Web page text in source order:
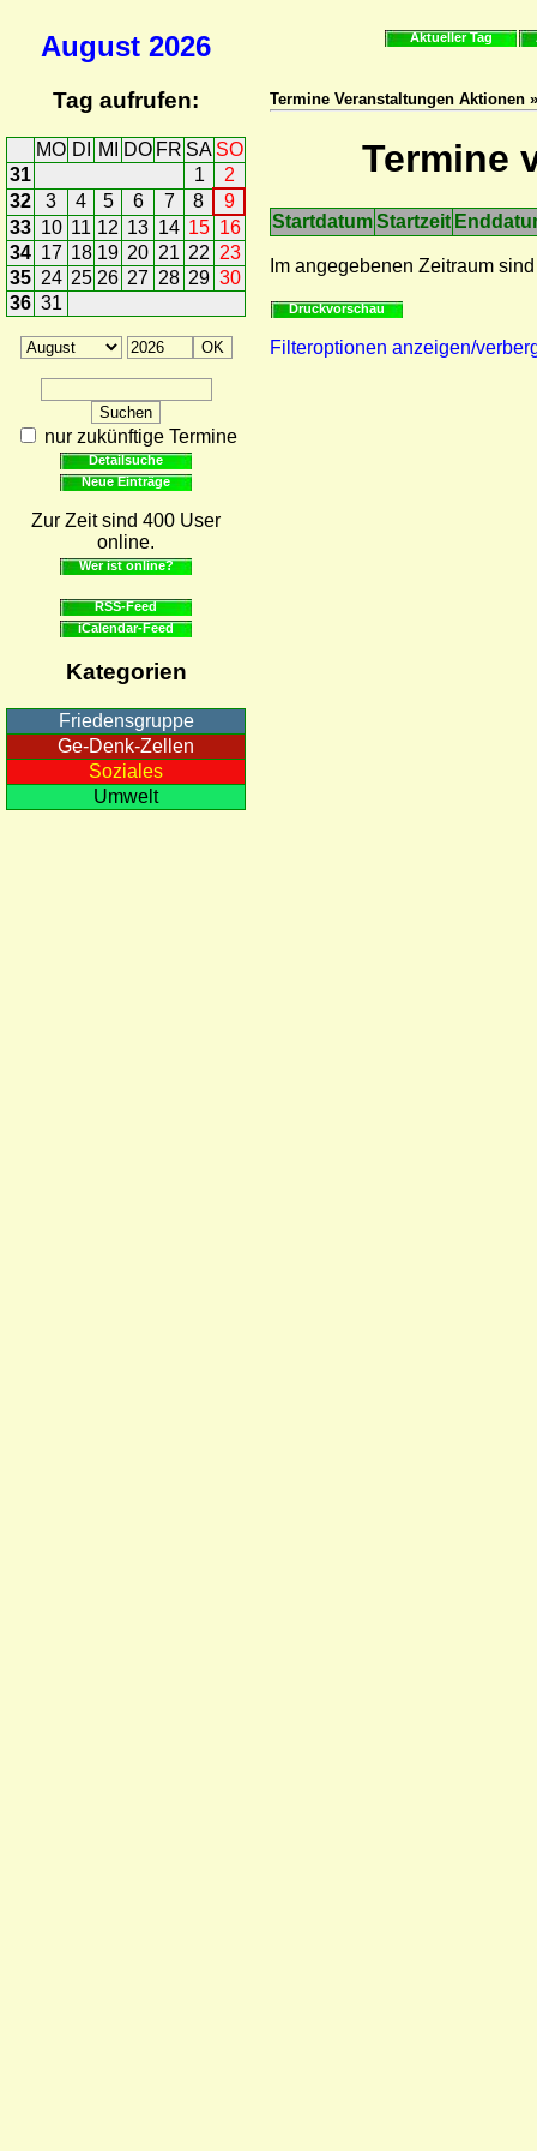
August 2026
Tag aufrufen:
MO DI MI DO FR SA SO
31
1
2
32
3 4 5 6 7 8
9
33 10 11 12 13 14 15 16
34 17 18 19 20 21 22 23
35 24 25 26 27 28 29 30
36 31
nur zukünftige Termine
Detailsuche
Neue Einträge
Zur Zeit sind 400 User
online.
Wer ist online?
RSS-Feed
iCalendar-Feed
Kategorien
Friedensgruppe
Ge-Denk-Zellen
Soziales
Umwelt
Aktueller Tag
Termine Veranstaltungen Aktionen
Termine
StartdatumStartzeit
Im angegebenen Zeitraum
Druckvorschau
Filteroptionen anzeigen/